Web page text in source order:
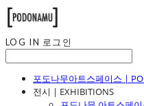
LOG IN 로그인
포도나무아트스페이스 |
전시 | EXHIBITIONS